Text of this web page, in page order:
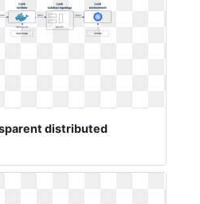
distributed